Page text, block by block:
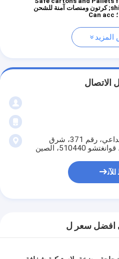
كرتون ومنصات آمنة للشحن
Can acc
الاتصال
209، المبنى أ، حديقة المرح الإبداعي، رقم 371، شرق
الصين
ﺍﻶﻧ
افضل سعر ل